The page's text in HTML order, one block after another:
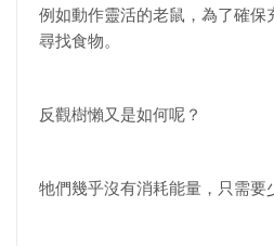
例如動作靈活的老鼠，為了確保
尋找食物。
反觀樹懶又是如何呢？
牠們幾乎沒有消耗能量，只需要